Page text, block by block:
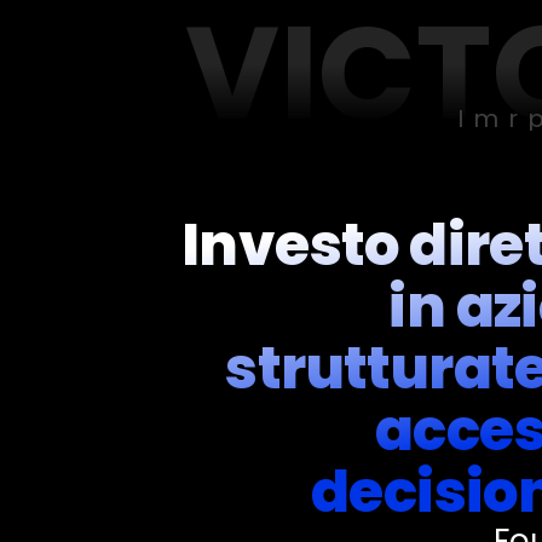
Investo
in